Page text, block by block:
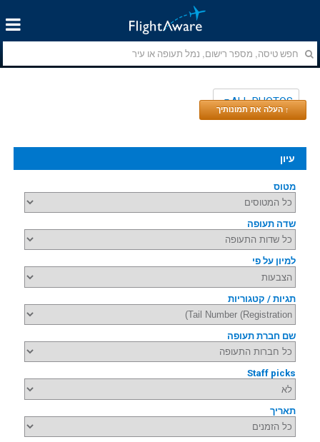
ALL PHOTOS
↑ העלה את תמונותיך
עיון
מטוס
שדה תעופה
למיון על פי
תגיות / קטגוריות
שם חברת תעופה
Staff picks
תאריך